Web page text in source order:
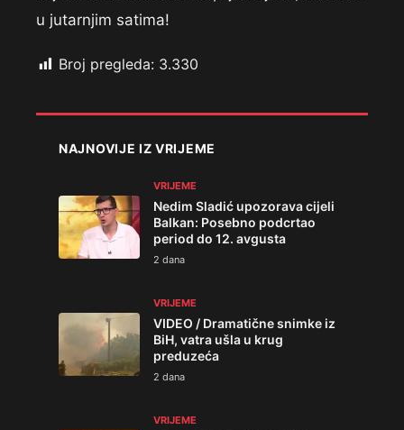
u jutarnjim satima!
Broj pregleda: 3.330
NAJNOVIJE IZ VRIJEME
VRIJEME
Nedim Sladić upozorava cijeli
Balkan: Posebno podcrtao
period do 12. avgusta
2 dana
VRIJEME
VIDEO / Dramatične snimke iz
BiH, vatra ušla u krug
preduzeća
2 dana
VRIJEME